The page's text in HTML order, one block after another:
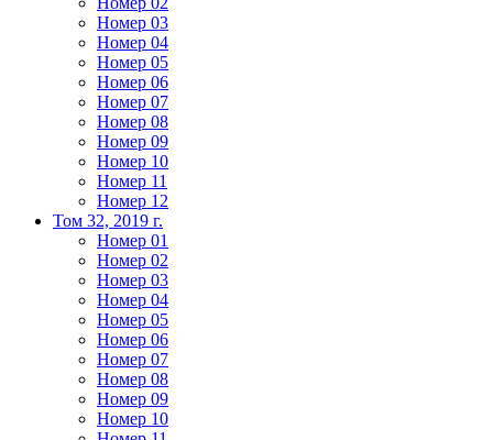
Номер 03
Номер 04
Номер 05
Номер 06
Номер 07
Номер 08
Номер 09
Номер 10
Номер 11
Номер 12
Том 32, 2019 г.
Номер 01
Номер 02
Номер 03
Номер 04
Номер 05
Номер 06
Номер 07
Номер 08
Номер 09
Номер 10